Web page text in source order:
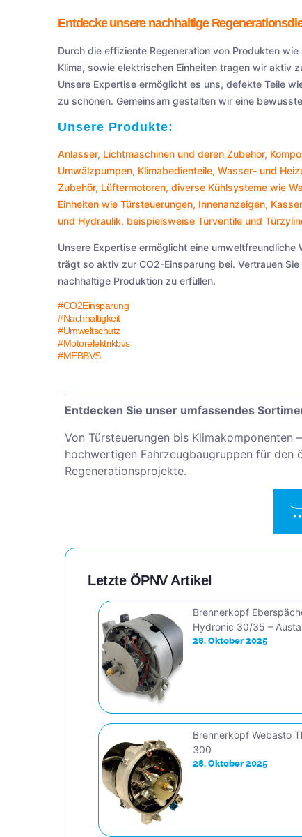
Entdecke unsere nachhaltige
Durch die effiziente Regeneration von Produkten
Klima, sowie elektrischen Einheiten tragen wir aktiv
Unsere Expertise ermöglicht es uns, defekte Teile
zu schonen. Gemeinsam gestalten wir eine
Unsere Produkte:
Anlasser, Lichtmaschinen und deren Zubehör,
Umwälzpumpen, Klimabedienteile,Wasser- und
Zubehör, Lüftermotoren, diverse Kühlsysteme wie
Einheiten wieTürsteuerungen, Innenanzeigen,
und Hydraulik, beispielsweiseTürventile und
Unsere Expertise ermöglicht eine
trägt so aktiv zur CO2-Einsparung bei. Vertrauen
nachhaltige Produktion zu erfüllen.
#CO2Einsparung
#Nachhaltigkeit
#Umweltschutz
#Motorelektrikbvs
#MEBBVS
Entdecken Sie unser umfassendes
Von Türsteuerungen bis Klimakomponenten
hochwertigen Fahrzeugbaugruppen für den
Regenerationsprojekte.
Letzte ÖPNV Artikel
Brennerkopf
Hydronic 30/35 –
28. Oktober 2025
Brennerkopf Webasto
300
28. Oktober 2025